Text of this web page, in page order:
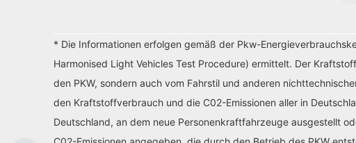
* Die Informationen erfolgen gemäß der Pkw-
Harmonised Light Vehicles Test Procedure) ermittelt. Der
den PKW, sondern auch vom Fahrstil und anderen
den Kraftstoffverbrauch und die C02-Emissionen aller in
Deutschland, an dem neue Personenkraftfahrzeuge ausgestellt